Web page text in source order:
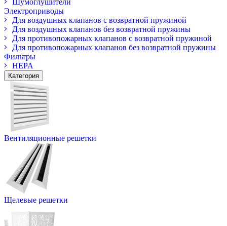
Шумоглушители
Электроприводы
Для воздушных клапанов с возвратной пружиной
Для воздушных клапанов без возвратной пружины
Для противопожарных клапанов с возвратной пружиной
Для противопожарных клапанов без возвратной пружины
Фильтры
HEPA
Категория
Вентиляционные решетки
Щелевые решетки